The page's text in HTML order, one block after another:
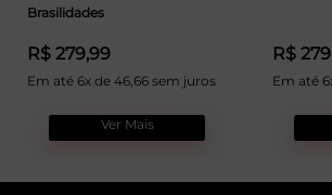
Brasilidades
R$ 279,99
Em até 6x de 46,66 sem juros
Ver Mais
R$
Em até